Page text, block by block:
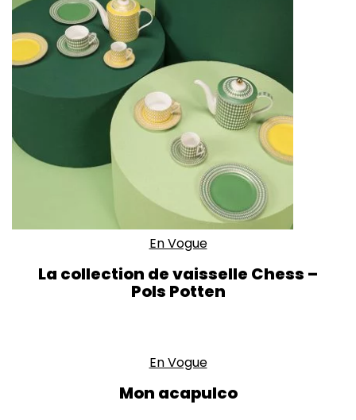
En Vogue
La collection de vaisselle Chess –
Pols Potten
En Vogue
Mon acapulco